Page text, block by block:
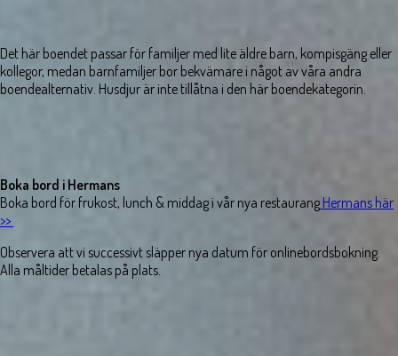
Det här boendet passar för familjer med lite äldre barn, kompisgäng eller
kollegor, medan barnfamiljer bor bekvämare i något av våra andra
boendealternativ. Husdjur är inte tillåtna i den här boendekategorin.
Boka bord i Hermans
Boka bord för frukost, lunch & middag i vår nya restaurang Hermans här
>>
Observera att vi successivt släpper nya datum för onlinebordsbokning.
Alla måltider betalas på plats.